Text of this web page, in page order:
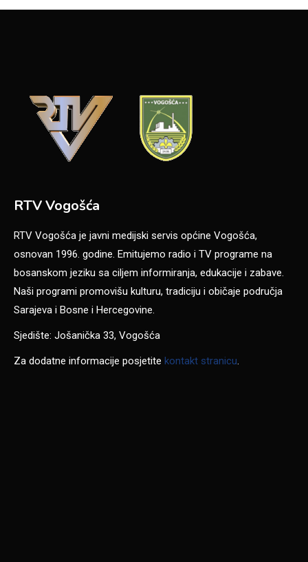
RTV Vogošća
RTV Vogošća je javni medijski servis općine Vogošća,
osnovan 1996. godine. Emitujemo radio i TV programe na
bosanskom jeziku sa ciljem informiranja, edukacije i zabave.
Naši programi promovišu kulturu, tradiciju i običaje područja
Sarajeva i Bosne i Hercegovine.
Sjedište: Jošanička 33, Vogošća
Za dodatne informacije posjetite kontakt stranicu.